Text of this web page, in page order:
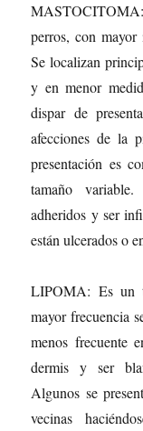
MASTOCITOMA:
perros, con mayor
Se localizan
y en menor
dispar de
afecciones de la
presentación es
tamaño
adheridos y ser
están ulcerados o
LIPOMA: Es un
mayor frecuencia
menos frecuente
dermis y ser
Algunos se
vecinas